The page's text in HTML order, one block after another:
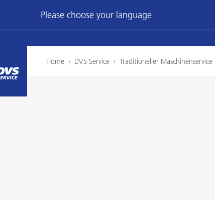
Please choose your language
Home › DVS Service › Traditioneller Maschinenservice